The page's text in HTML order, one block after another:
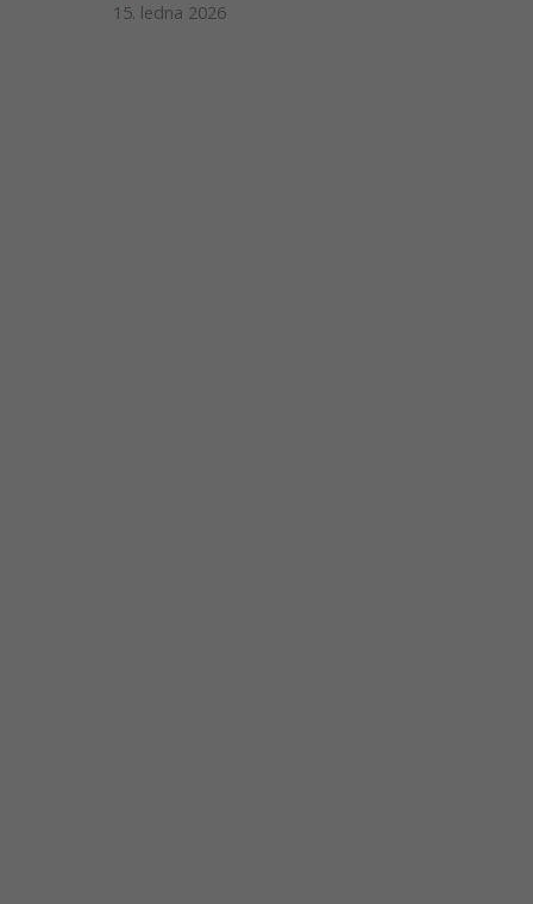
15. ledna 2026